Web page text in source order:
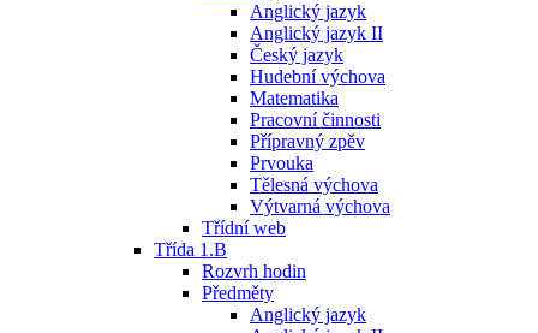
Anglický jazyk
Anglický jazyk II
Český jazyk
Hudební výchova
Matematika
Pracovní činnosti
Přípravný zpěv
Prvouka
Tělesná výchova
Výtvarná výchova
Třídní web
Třída 1.B
Rozvrh hodin
Předměty
Anglický jazyk